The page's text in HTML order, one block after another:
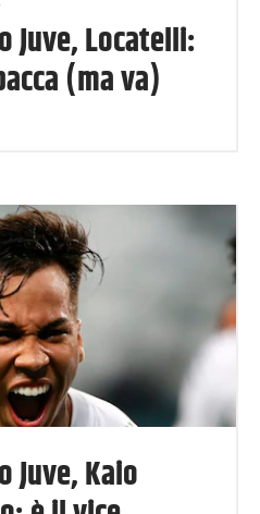
Juve, Locatelli:
(ma va)
Juve, Kaio